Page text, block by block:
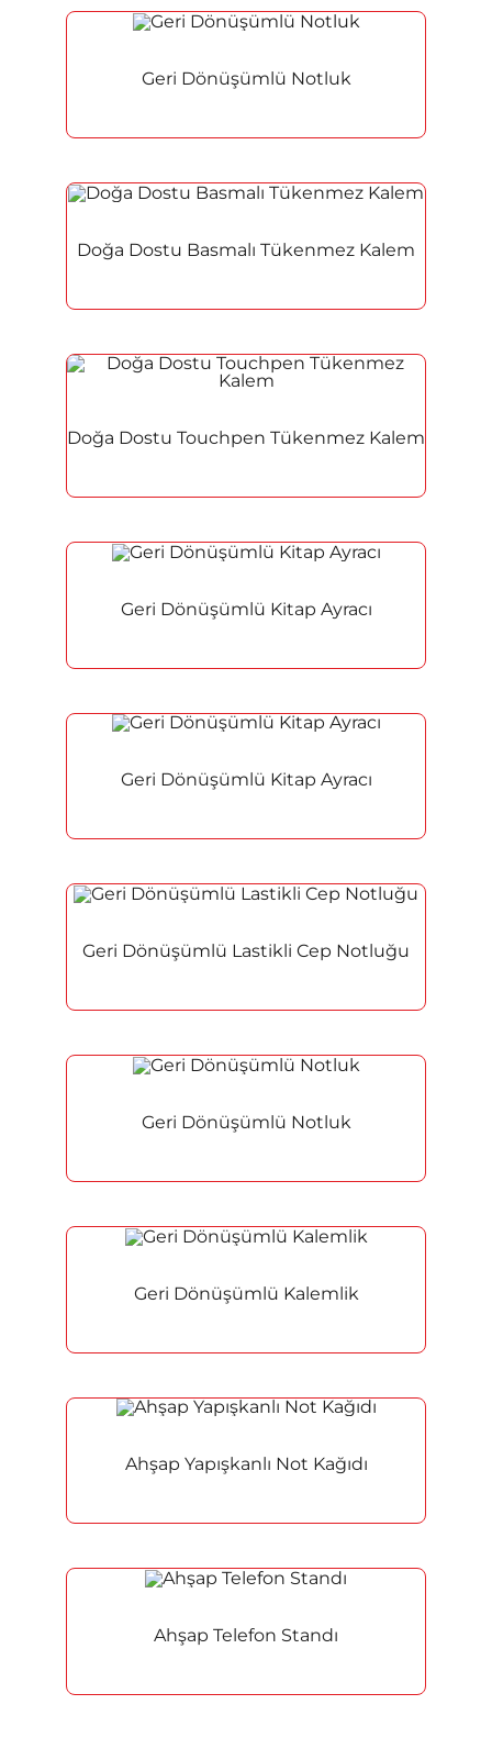
Geri Dönüşümlü Notluk
Doğa Dostu Basmalı Tükenmez Kalem
Doğa Dostu Touchpen Tükenmez Kalem
Geri Dönüşümlü Kitap Ayracı
Geri Dönüşümlü Kitap Ayracı
Geri Dönüşümlü Lastikli Cep Notluğu
Geri Dönüşümlü Notluk
Geri Dönüşümlü Kalemlik
Ahşap Yapışkanlı Not Kağıdı
Ahşap Telefon Standı
Hakkımızda
Ürünler